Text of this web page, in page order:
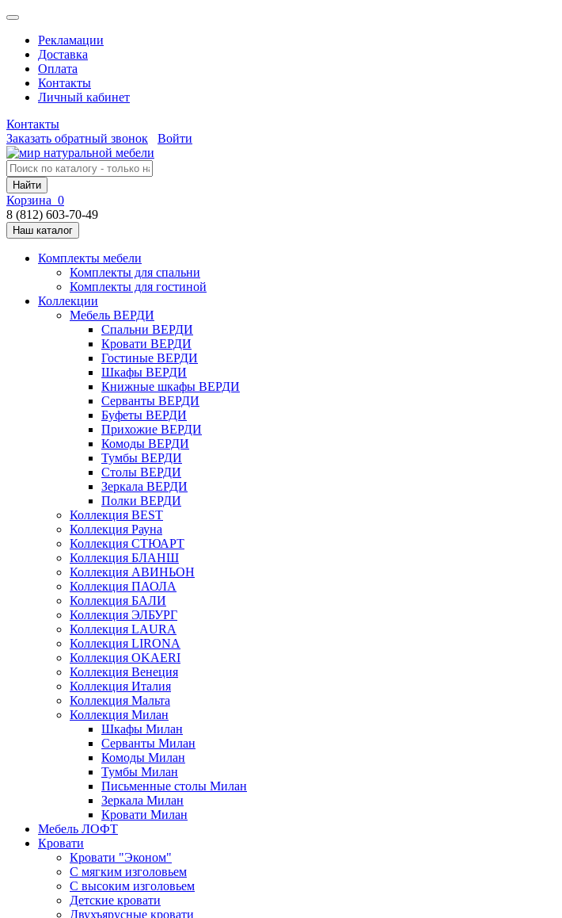
Рекламации
Доставка
Оплата
Контакты
Личный кабинет
Контакты
Заказать обратный звонок
Войти
Найти
Корзина 0
8 (812) 603-70-49
Наш каталог
Комплекты мебели
Комплекты для спальни
Комплекты для гостиной
Коллекции
Мебель ВЕРДИ
Спальни ВЕРДИ
Кровати ВЕРДИ
Гостиные ВЕРДИ
Шкафы ВЕРДИ
Книжные шкафы ВЕРДИ
Серванты ВЕРДИ
Буфеты ВЕРДИ
Прихожие ВЕРДИ
Комоды ВЕРДИ
Тумбы ВЕРДИ
Столы ВЕРДИ
Зеркала ВЕРДИ
Полки ВЕРДИ
Коллекция BEST
Коллекция Рауна
Коллекция СТЮАРТ
Коллекция БЛАНШ
Коллекция АВИНЬОН
Коллекция ПАОЛА
Коллекция БАЛИ
Коллекция ЭЛБУРГ
Коллекция LAURA
Коллекция LIRONA
Коллекция OKAERI
Коллекция Венеция
Коллекция Италия
Коллекция Мальта
Коллекция Милан
Шкафы Милан
Серванты Милан
Комоды Милан
Тумбы Милан
Письменные столы Милан
Зеркала Милан
Кровати Милан
Мебель ЛОФТ
Кровати
Кровати "Эконом"
С мягким изголовьем
С высоким изголовьем
Детские кровати
Двухъярусные кровати